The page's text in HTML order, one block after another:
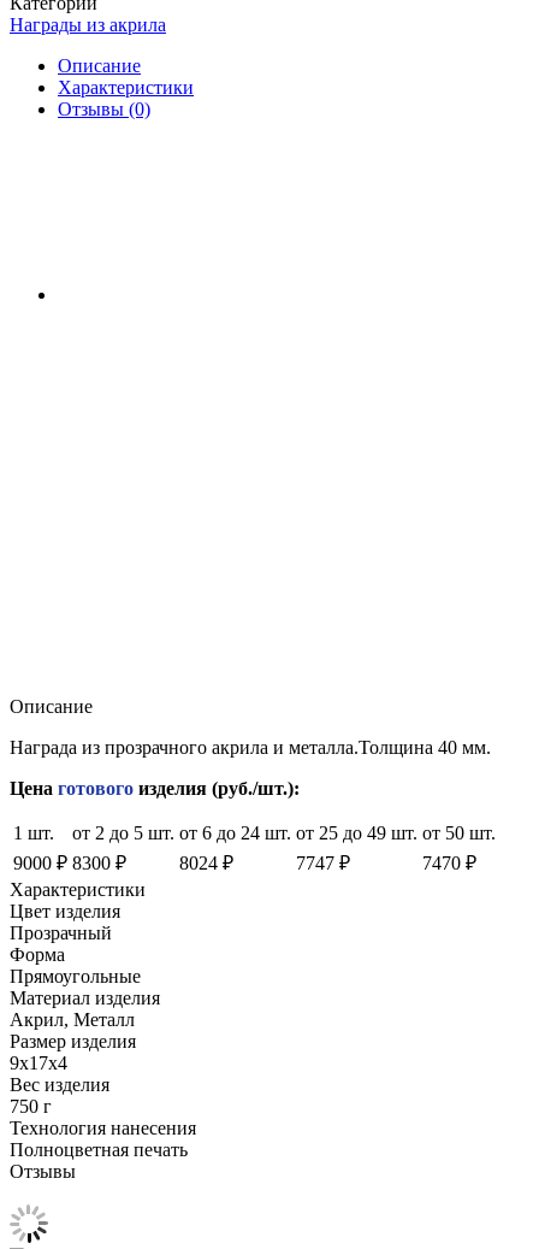
Награды из акрила
Описание
Характеристики
Отзывы (0)
Описание
Награда из прозрачного акрила и металла.Толщина 40 мм.
Цена готового изделия (руб./шт.):
1 шт. от 2 до 5 шт. от 6 до 24 шт. от 25 до 49 шт. от 50 шт.
9000 ₽ 8300 ₽ 8024 ₽ 7747 ₽
7470 ₽
Характеристики
Цвет изделия
Прозрачный
Форма
Прямоугольные
Материал изделия
Акрил, Металл
Размер изделия
9x17x4
Вес изделия
750 г
Технология нанесения
Полноцветная печать
Отзывы